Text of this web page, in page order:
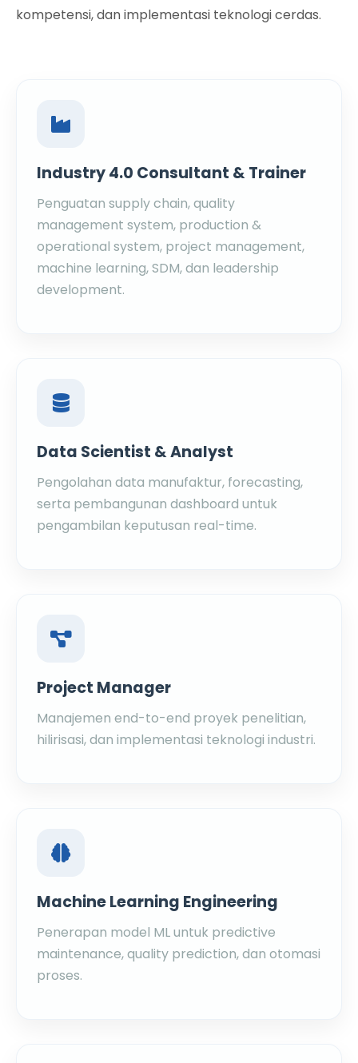
kompetensi, dan implementasi teknologi cerdas.
Industry 4.0 Consultant & Trainer
Penguatan supply chain, quality
management system, production &
operational system, project management,
machine learning, SDM, dan leadership
development.
Data Scientist & Analyst
Pengolahan data manufaktur, forecasting,
serta pembangunan dashboard untuk
pengambilan keputusan real-time.
Project Manager
Manajemen end-to-end proyek penelitian,
hilirisasi, dan implementasi teknologi industri.
Machine Learning Engineering
Penerapan model ML untuk predictive
maintenance, quality prediction, dan otomasi
proses.